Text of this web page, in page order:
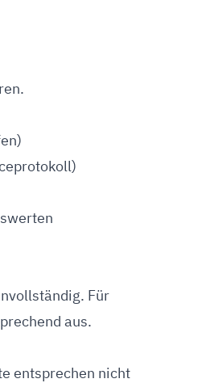
Für
aus.
entsprechen nicht